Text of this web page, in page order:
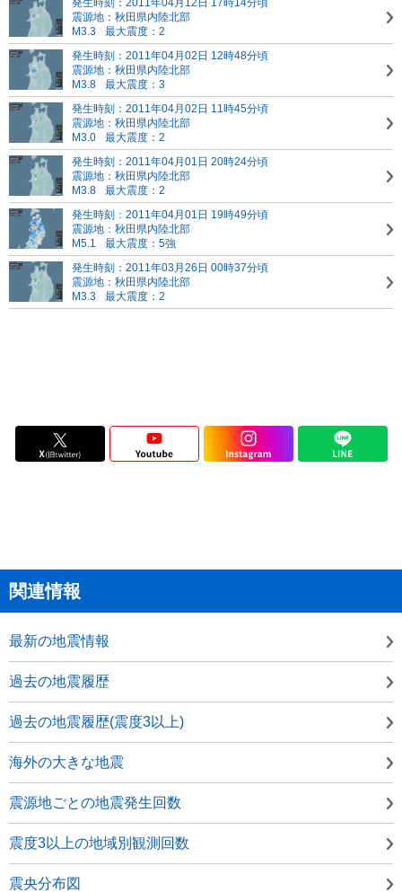
発生時刻：2011年04月12日 17時14分頃
震源地：秋田県内陸北部
M3.3
最大震度：2
発生時刻：2011年04月02日 12時48分頃
震源地：秋田県内陸北部
M3.8
最大震度：3
発生時刻：2011年04月02日 11時45分頃
震源地：秋田県内陸北部
M3.0
最大震度：2
発生時刻：2011年04月01日 20時24分頃
震源地：秋田県内陸北部
M3.8
最大震度：2
発生時刻：2011年04月01日 19時49分頃
震源地：秋田県内陸北部
M5.1
最大震度：5強
発生時刻：2011年03月26日 00時37分頃
震源地：秋田県内陸北部
M3.3
最大震度：2
関連情報
最新の地震情報
過去の地震履歴
過去の地震履歴(震度3以上)
海外の大きな地震
震源地ごとの地震発生回数
震度3以上の地域別観測回数
震央分布図